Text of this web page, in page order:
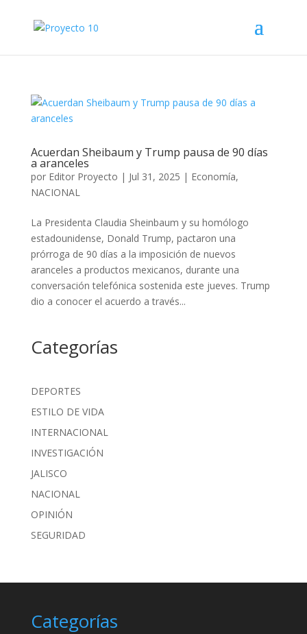
Acuerdan Sheibaum y Trump pausa de 90 días
a aranceles
por Editor Proyecto | Jul 31, 2025 | Economía,
NACIONAL
La Presidenta Claudia Sheinbaum y su homólogo
estadounidense, Donald Trump, pactaron una
prórroga de 90 días a la imposición de nuevos
aranceles a productos mexicanos, durante una
conversación telefónica sostenida este jueves. Trump
dio a conocer el acuerdo a través...
Categorías
DEPORTES
ESTILO DE VIDA
INTERNACIONAL
INVESTIGACIÓN
JALISCO
NACIONAL
OPINIÓN
SEGURIDAD
Categorías